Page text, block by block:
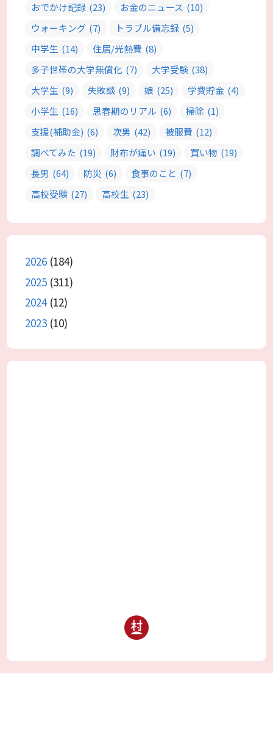
おでかけ記録 (23) お金のニュース (10)
ウォーキング (7) トラブル備忘録 (5)
中学生 (14) 住居/光熱費 (8)
多子世帯の大学無償化 (7) 大学受験 (38)
大学生 (9) 失敗談 (9) 娘 (25) 学費貯金 (4)
小学生 (16) 思春期のリアル (6) 掃除 (1)
支援(補助金) (6) 次男 (42) 被服費 (12)
調べてみた (19) 財布が痛い (19) 買い物 (19)
長男 (64) 防災 (6) 食事のこと (7)
高校受験 (27) 高校生 (23)
2026 (184)
2025 (311)
2024(12)
2023 (10)